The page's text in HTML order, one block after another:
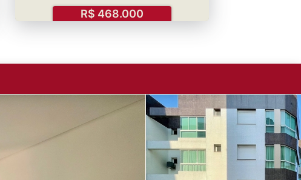
R$ 468.000